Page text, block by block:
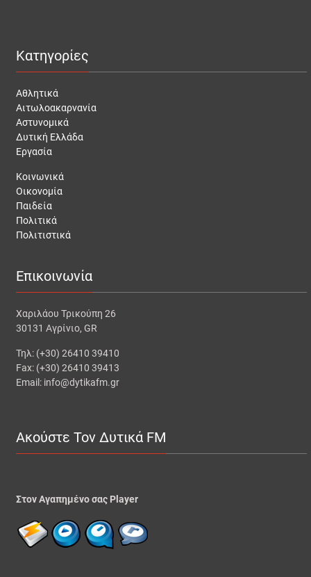
Κατηγορίες
Αθλητικά
Αιτωλοακαρνανία
Αστυνομικά
Δυτική Ελλάδα
Εργασία
Κοινωνικά
Οικονομία
Παιδεία
Πολιτικά
Πολιτιστικά
Επικοινωνία
Χαριλάου Τρικούπη 26
30131 Αγρίνιο, GR
Τηλ: (+30) 26410 39410
Fax: (+30) 26410 39413
Email: info@dytikafm.gr
Ακούστε Τον Δυτικά FM
Στον Αγαπημένο σας Player